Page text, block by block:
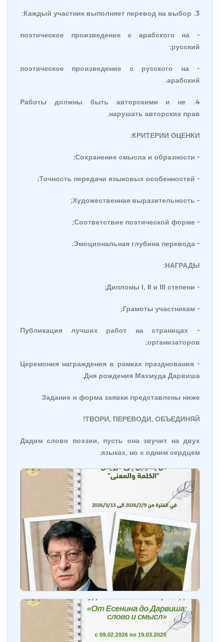
3. Каждый участник выполняет перевод на выбор:
- поэтическое произведение с арабского на
русский;
- поэтическое произведение с русского на
арабский.
4. Работы должны быть авторскими и не
нарушать авторских прав.
КРИТЕРИИ ОЦЕНКИ:
- Сохранение смысла и образности;
- Точность передачи языковых особенностей;
- Художественная выразительность;
- Соответствие поэтической форме;
- Эмоциональная глубина перевода.
НАГРАДЫ:
- Дипломы I, II и III степени;
- Грамоты участникам;
- Публикация лучших работ на страницах
организаторов;
- Церемония награждения в рамках празднования
Дня рождения Махмуда Дарвиша.
Задание и форма заявки представлены ниже
ТВОРИ, ПЕРЕВОДИ, ОБЪЕДИНЯЙ!
Дадим слово поэзии, пусть она звучит на двух
языках, но с одним сердцем.